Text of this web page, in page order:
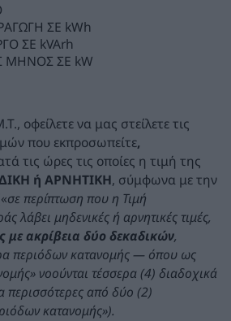
ΣΕ kWh
ΣΕ kVArh
ΜΗΝΟΣ ΣΕ kW
οφείλετε να μας στείλετε τις
που εκπροσωπείτε,
τις ώρες τις οποίες η τιμή της
ή ΑΡΝΗΤΙΚΗ, σύμφωνα με την
σε περίπτωση που η Τιμή
λάβει μηδενικές ή αρνητικές τιμές,
με ακρίβεια δύο δεκαδικών,
περιόδων κατανομής — όπου ως
νοούνται τέσσερα (4) διαδοχικά
περισσότερες από δύο (2)
κατανομής»).